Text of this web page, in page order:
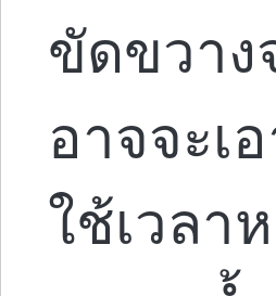
ขัดขวาง
อาจจะเ
ใช้เวลา